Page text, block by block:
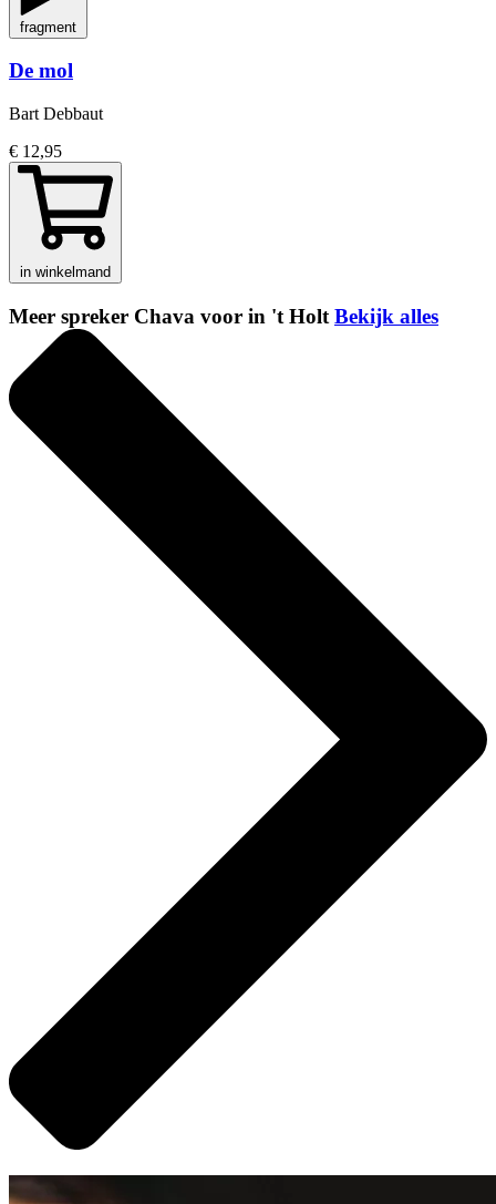
fragment
De mol
Bart Debbaut
€ 12,95
in winkelmand
Meer spreker Chava voor in 't Holt Bekijk alles